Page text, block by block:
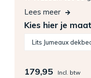
Lees meer
Kies hier je
179,95 Incl. btw